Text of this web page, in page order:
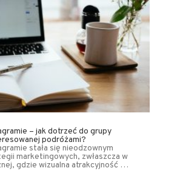
– jak dotrzeć do grupy
podróżami?
stała się nieodzownym
marketingowych, zwłaszcza w
gdzie wizualna atrakcyjność …